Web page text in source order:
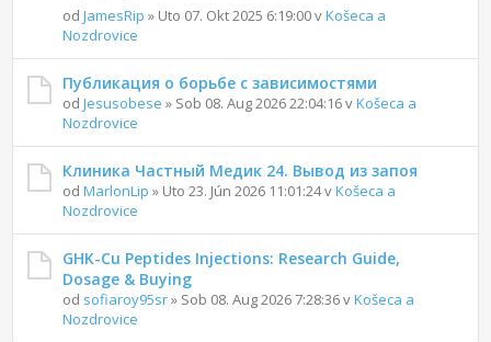
odJamesRip » Uto 07. Okt 2025 6:19:00 vKošeca a
Nozdrovice
Публикация о борьбе с зависимостями
odJesusobese » Sob 08. Aug 2026 22:04:16 vKošeca a
Nozdrovice
Клиника Частный Медик 24. Вывод из запоя
odMarlonLip » Uto 23. Jún 2026 11:01:24 vKošeca a
Nozdrovice
GHK-Cu Peptides Injections: Research Guide,
Dosage & Buying
od sofiaroy95sr» Sob 08. Aug 2026 7:28:36 vKošeca a
Nozdrovice